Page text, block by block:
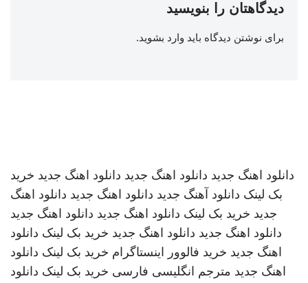
دیدگاهتان را بنویسید
برای نوشتن دیدگاه باید وارد بشوید.
دانلود اهنگ جدید دانلود اهنگ جدید دانلود اهنگ جدید خرید
بک لینک دانلود آهنگ جدید دانلود اهنگ جدید دانلود اهنگ
جدید خرید بک لینک دانلود اهنگ جدید دانلود اهنگ جدید
دانلود اهنگ جدید دانلود اهنگ جدید خرید بک لینک دانلود
اهنگ جدید خرید فالوور اینستاگرام خرید بک لینک دانلود
اهنگ جدید مترجم انگلیسی فارسی خرید بک لینک دانلود